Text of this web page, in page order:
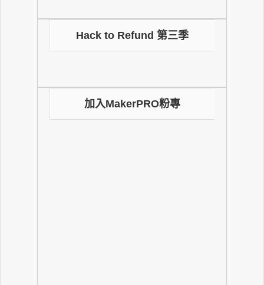
Hack to Refund 第三季
加入MakerPRO粉專